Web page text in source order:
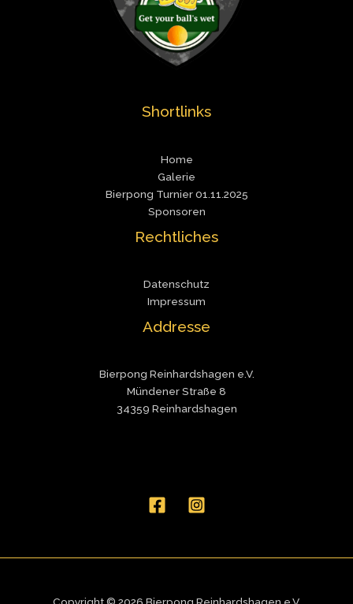
Shortlinks
Home
Galerie
Bierpong Turnier 01.11.2025
Sponsoren
Rechtliches
Datenschutz
Impressum
Addresse
Bierpong Reinhardshagen e.V.
Mündener Straße 8
34359 Reinhardshagen